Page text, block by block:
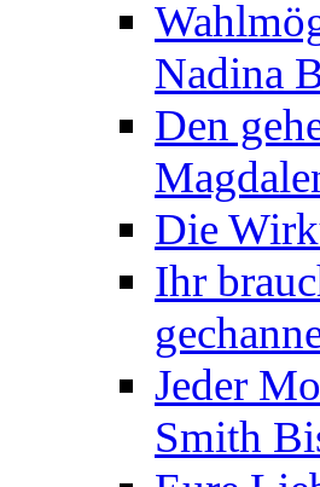
Nadina
Den
Die
Ihr
Jeder
Smith